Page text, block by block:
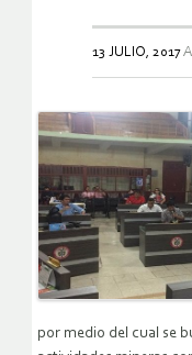
13 JULIO, 2017
por medio del cual se